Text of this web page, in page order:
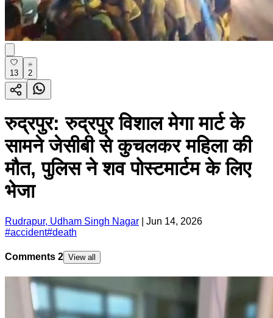
13 2
रुद्रपुर: रुद्रपुर विशाल मेगा मार्ट के
सामने जेसीबी से कुचलकर महिला की
मौत, पुलिस ने शव पोस्टमार्टम के लिए
भेजा
Rudrapur, Udham Singh Nagar
Jun 14, 2026
#accident#death
Comments 2 View all